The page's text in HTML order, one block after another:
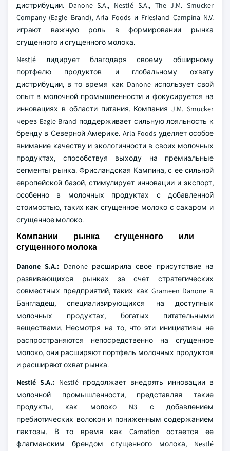
дистрибуции. Danone S.A., Nestlé S.A., The J.M. Smucker
Company (Eagle Brand), Arla Foods и Friesland Campina N.V.
играют важную роль в формировании рынка
сгущенного и сгущенного молока.
Nestlé лидирует благодаря своему обширному
портфелю продуктов и глобальному охвату
дистрибуции, в то время как Danone использует свой
опыт в молочной промышленности и фокусируется на
инновациях в области питания. Компания J.M. Smucker
через Eagle Brand поддерживает сильную лояльность к
бренду в Северной Америке. Arla Foods уделяет особое
внимание качеству и экологичности в своих молочных
продуктах, способствуя выходу на премиальные
сегменты рынка. Фрисландская Кампина, с ее сильной
европейской базой, стимулирует инновации и экспорт,
особенно в молочных продуктах с добавленной
стоимостью, таких как сгущенное молоко с сахаром и
сгущенное молоко.
Компании рынка сгущенного или
сгущенного молока
Danone S.A.: Danone расширила свое присутствие на
развивающихся рынках за счет стратегических
совместных предприятий, таких как Grameen Danone в
Бангладеш, специализирующихся на доступных
молочных продуктах, богатых питательными
веществами. Несмотря на то, что эти инициативы не
распространяются непосредственно на сгущенное
молоко, они расширяют портфель молочных продуктов
и расширяют охват рынка.
Nestlé S.A.: Nestlé продолжает внедрять инновации в
молочной промышленности, представляя такие
продукты, как молоко N3 с добавлением
пребиотических волокон и пониженным содержанием
лактозы. В то время как Carnation остается ее
флагманским брендом сгущенного молока, Nestlé